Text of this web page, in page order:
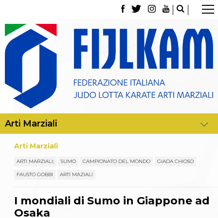
La Federazione
Tesseramento
Contatti
Norme e modulistica Affiliazioni e Tesseramenti
Classifica Società Sportive con più di 100 atleti
tesserati
Giustizia Sportiva
Partners
News
Arti Marziali
ARTI MARZIALI; SUMO CAMPIONATO DEL MONDO GIADA CHIOSO
FAUSTO GOBBI ARTI MAZIALI
I mondiali di Sumo in Giappone ad
Osaka